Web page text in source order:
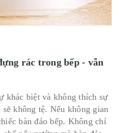
rác trong bếp - vẫn
khác biệt và không thích sự
không tệ. Nếu không gian
bàn đảo bếp. Không chỉ